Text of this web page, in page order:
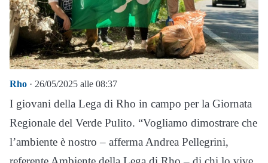
Rho · 26/05/2025 alle 08:37
I giovani della Lega di Rho in campo per la Giornata
Regionale del Verde Pulito. “Vogliamo dimostrare che
l’ambiente è nostro – afferma Andrea Pellegrini,